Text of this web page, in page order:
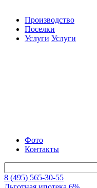
Производство
Поселки
Услуги Услуги
Фото
Контакты
8 (495) 565-30-55